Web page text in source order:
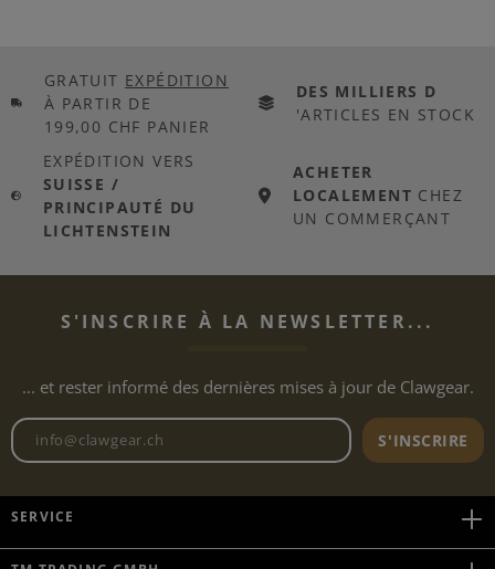
GRATUIT EXPÉDITION
À PARTIR DE
199,00 CHF PANIER
DES MILLIERS D
'ARTICLES EN STOCK
EXPÉDITION VERS
SUISSE /
PRINCIPAUTÉ DU
LICHTENSTEIN
ACHETER
LOCALEMENT CHEZ
UN COMMERÇANT
S'INSCRIRE À LA NEWSLETTER...
... et rester informé des dernières mises à jour de Clawgear.
Adresse e-mail de laS'INSCRIRE
SERVICE